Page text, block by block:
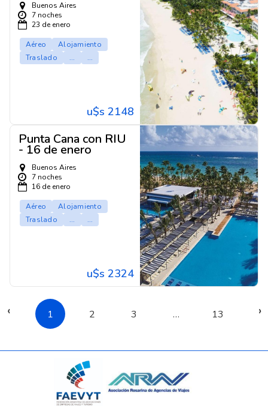
Buenos Aires
7 noches
23 de enero
Aéreo
Alojamiento
Traslado
... ...
u$s 2148
Punta Cana con RIU
- 16 de enero
Buenos Aires
7 noches
16 de enero
Aéreo
Alojamiento
Traslado
... ...
u$s 2324
‹ 1 2 3 … 13 ›